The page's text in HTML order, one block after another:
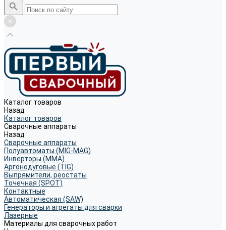
Каталог товаров
Назад
Каталог товаров
Сварочные аппараты
Назад
Сварочные аппараты
Полуавтоматы (MIG-MAG)
Инверторы (MMA)
Аргонодуговые (TIG)
Выпрямители, реостаты
Точечная (SPOT)
Контактные
Автоматическая (SAW)
Генераторы и агрегаты для сварки
Лазерные
Материалы для сварочных работ